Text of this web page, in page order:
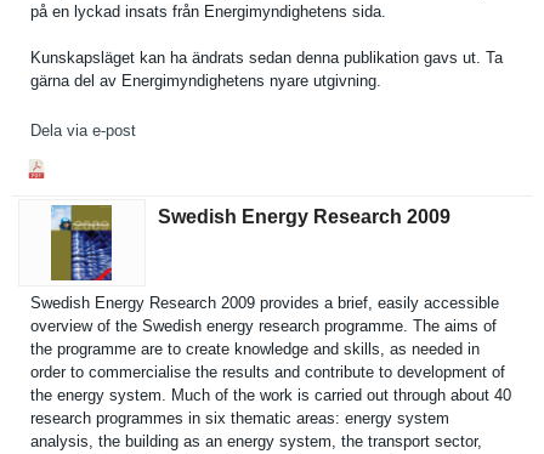
på en lyckad insats från Energimynd­ighetens sida.
Kunskapslä­get kan ha ändrats sedan denna publikatio­n gavs ut. Ta
gärna del av Energimynd­ighetens nyare utgivning.
Dela via e-post
Swedish Energy Research 2009
Swedish Energy Research 2009 provides a brief, easily accessible
overview of the Swedish energy research programme. The aims of
the programme are to create knowledge and skills, as needed in
order to commercial­ise the results and contribute to developmen­t of
the energy system. Much of the work is carried out through about 40
research programmes in six thematic areas: energy system
analysis, the building as an energy system, the transport sector,